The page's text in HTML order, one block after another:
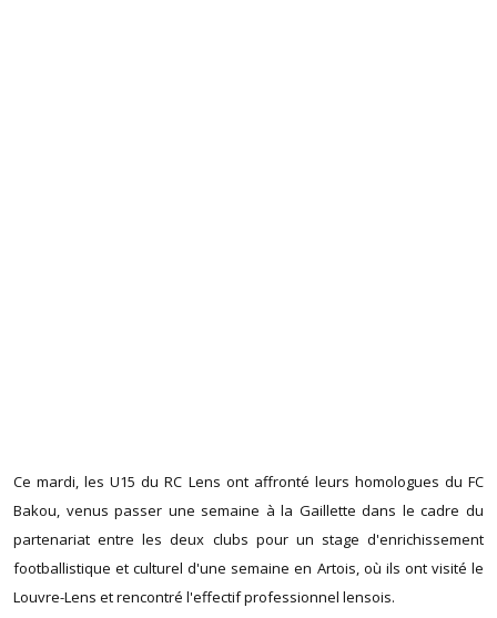
Ce mardi, les U15 du RC Lens ont affronté leurs homologues du FC
Bakou, venus passer une semaine à la Gaillette dans le cadre du
partenariat entre les deux clubs pour un stage d'enrichissement
footballistique et culturel d'une semaine en Artois, où ils ont visité le
Louvre-Lens et rencontré l'effectif professionnel lensois.